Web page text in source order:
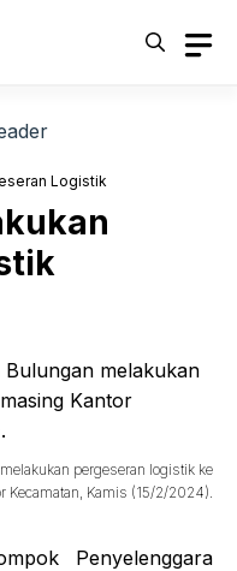
Logistik
pergeseran logistik ke
Kecamatan, Kamis (15/2/2024).
Penyelenggara